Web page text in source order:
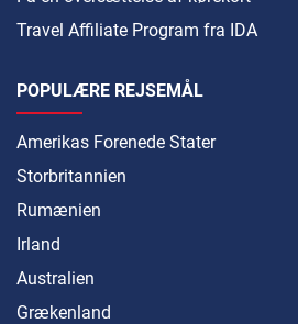
Travel Affiliate Program fra IDA
POPULÆRE REJSEMÅL
Amerikas Forenede Stater
Storbritannien
Rumænien
Irland
Australien
Grækenland